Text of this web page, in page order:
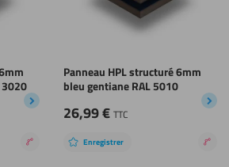
Panneau HPL structuré 6mm
bleu gentiane RAL 5010
26,99€ TTC
RevêtementEnregistrer